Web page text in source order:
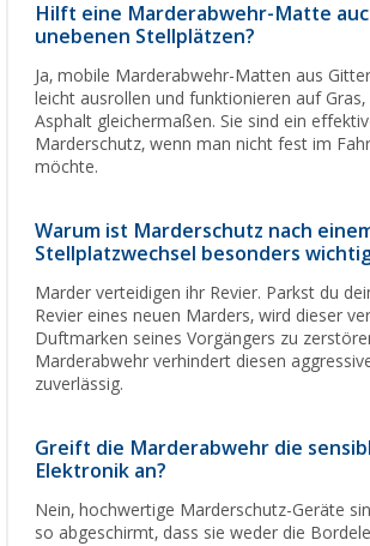
Hilft eine Marderabwehr-Matte
unebenen Stellplätzen?
Ja, mobile Marderabwehr-Matten aus
leicht ausrollen und funktionieren auf
Asphalt gleichermaßen. Sie sind ein
Marderschutz, wenn man nicht fest im
möchte.
Warum ist Marderschutz nach
Stellplatzwechsel besonders
Marder verteidigen ihr Revier. Parkst du
Revier eines neuen Marders, wird dieser
Duftmarken seines Vorgängers zu
Marderabwehr verhindert diesen
zuverlässig.
Greift die Marderabwehr die
Elektronik an?
Nein, hochwertige Marderschutz-Geräte
so abgeschirmt, dass sie weder die